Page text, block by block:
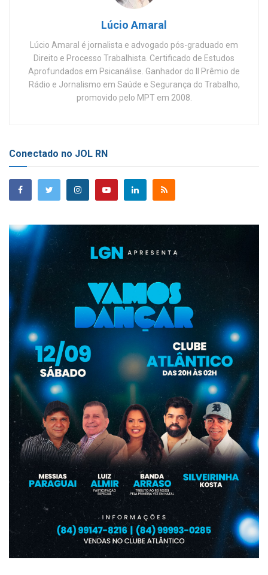
Lúcio Amaral
Lúcio Amaral é jornalista e advogado pós-graduado em
Direito e Processo Trabalhista. Certificado de Estudos
Aprofundados em Psicanálise. Ganhador do II Prêmio de
Rádio e Jornalismo em Saúde e Segurança do Trabalho,
promovido pelo MPT em 2008.
Conectado no JOL RN